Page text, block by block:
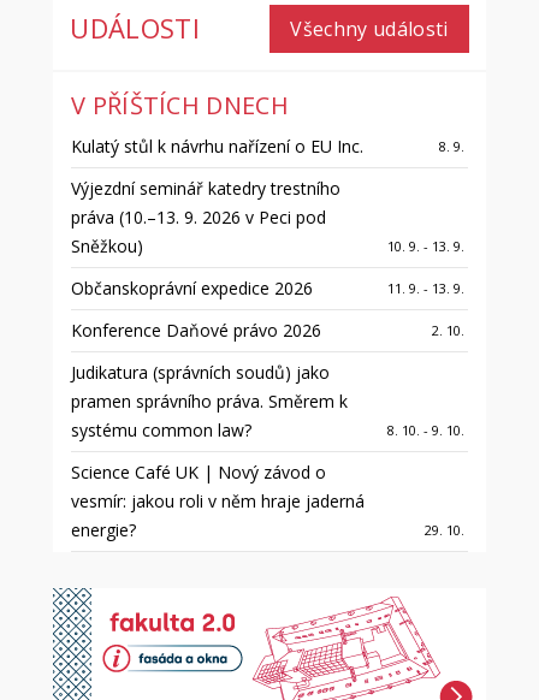
UDÁLOSTI Všechny události
V PŘÍŠTÍCH DNECH
Kulatý stůl k návrhu nařízení o EU Inc. 8. 9.
Výjezdní seminář katedry trestního
práva (10.–13. 9. 2026 v Peci pod
Sněžkou)
10. 9. - 13. 9.
Občanskoprávní expedice 2026 11. 9. - 13. 9.
Konference Daňové právo 2026 2. 10.
Judikatura (správních soudů) jako
pramen správního práva. Směrem k
systému common law?
8. 10. - 9. 10.
Science Café UK | Nový závod o
vesmír: jakou roli v něm hraje jaderná
energie?
29. 10.